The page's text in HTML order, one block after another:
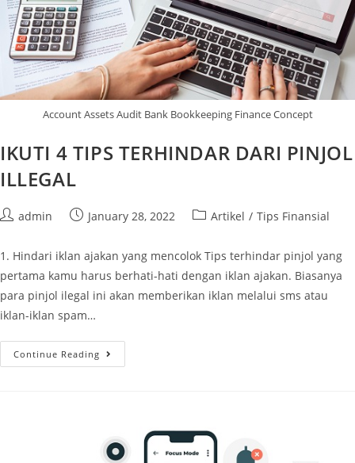
Account Assets Audit Bank Bookkeeping Finance Concept
IKUTI 4 TIPS TERHINDAR DARI PINJOL
ILLEGAL
admin January 28, 2022 Artikel / Tips Finansial
1. Hindari iklan ajakan yang mencolok Tips terhindar pinjol yang
pertama kamu harus berhati-hati dengan iklan ajakan. Biasanya
para pinjol ilegal ini akan memberikan iklan melalui sms atau
iklan-iklan spam…
Continue Reading